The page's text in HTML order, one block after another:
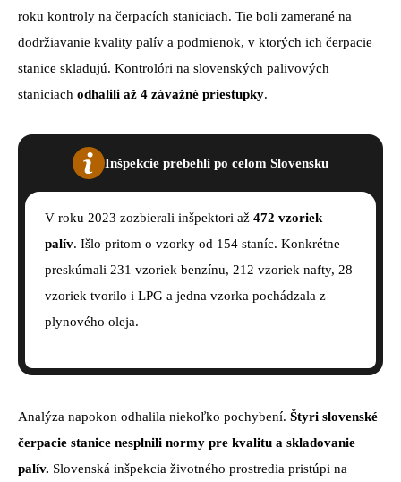
roku kontroly na čerpacích staniciach. Tie boli zamerané na
dodržiavanie kvality palív a podmienok, v ktorých ich čerpacie
stanice skladujú. Kontrolóri na slovenských palivových
staniciach odhalili až 4 závažné priestupky.
Inšpekcie prebehli po celom Slovensku
V roku 2023 zozbierali inšpektori až 472 vzoriek
palív. Išlo pritom o vzorky od 154 staníc. Konkrétne
preskúmali 231 vzoriek benzínu, 212 vzoriek nafty, 28
vzoriek tvorilo i LPG a jedna vzorka pochádzala z
plynového oleja.
Analýza napokon odhalila niekoľko pochybení. Štyri slovenské
čerpacie stanice nesplnili normy pre kvalitu a skladovanie
palív. Slovenská inšpekcia životného prostredia pristúpi na